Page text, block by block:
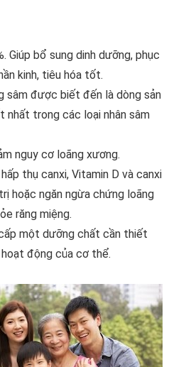
Giúp bổ sung dinh dưỡng, phục
kinh, tiêu hóa tốt.
sâm được biết đến là dòng sản
trong các loại nhân sâm
nguy cơ loãng xương.
thụ canxi, Vitamin D và canxi
hoặc ngăn ngừa chứng loãng
răng miệng.
một dưỡng chất cần thiết
động của cơ thể.